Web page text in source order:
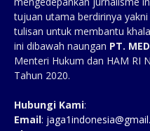
tujuan utama berdirinya
tulisan untuk membantu
ini dibawah naungan PT.
Menteri Hukum dan HAM RI
Tahun 2020.
Hubungi Kami:
Email: